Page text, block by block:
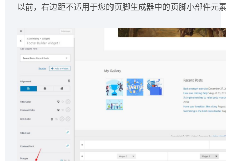
以前，右边距不适用于您的页脚生成器中的页脚小部件元